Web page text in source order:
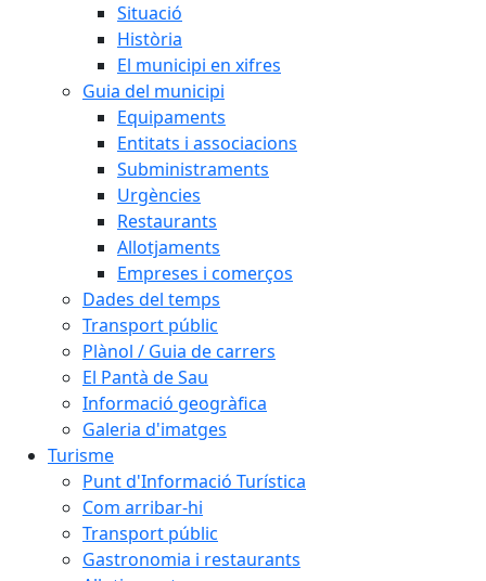
Situació
Història
El municipi en xifres
Guia del municipi
Equipaments
Entitats i associacions
Subministraments
Urgències
Restaurants
Allotjaments
Empreses i comerços
Dades del temps
Transport públic
Plànol / Guia de carrers
El Pantà de Sau
Informació geogràfica
Galeria d'imatges
Turisme
Punt d'Informació Turística
Com arribar-hi
Transport públic
Gastronomia i restaurants